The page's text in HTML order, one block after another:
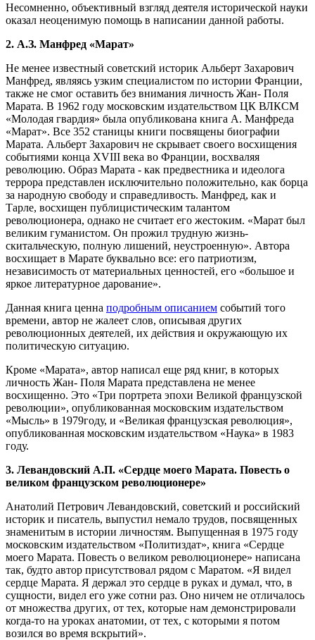
Несомненно, объективный взгляд деятеля исторической науки
оказал неоценимую помощь в написании данной работы.
2. А.З. Манфред «Марат»
Не менее известный советский историк Альберт Захарович
Манфред, являясь узким специалистом по истории Франции,
также не смог оставить без внимания личность Жан- Поля
Марата. В 1962 году московским издательством ЦК ВЛКСМ
«Молодая гвардия» была опубликована книга А. Манфреда
«Марат». Все 352 станицы книги посвящены биографии
Марата. Альберт Захарович не скрывает своего восхищения
событиями конца XVIII века во Франции, восхваляя
революцию. Образ Марата - как предвестника и идеолога
террора представлен исключительно положительно, как борца
за народную свободу и справедливость. Манфред, как и
Тарле, восхищен публицистическим талантом
революционера, однако не считает его жестоким. «Марат был
великим гуманистом. Он прожил трудную жизнь-
скитальческую, полную лишений, неустроенную». Автора
восхищает в Марате буквально все: его патриотизм,
независимость от материальных ценностей, его «большое и
яркое литературное дарование».
Данная книга ценна подробным описанием событий того
времени, автор не жалеет слов, описывая других
революционных деятелей, их действия и окружающую их
политическую ситуацию.
Кроме «Марата», автор написал еще ряд книг, в которых
личность Жан- Поля Марата представлена не менее
восхищенно. Это «Три портрета эпохи Великой французской
революции», опубликованная московским издательством
«Мысль» в 1979году, и «Великая французская революция»,
опубликованная московским издательством «Наука» в 1983
году.
3. Левандовский А.П. «Сердце моего Марата. Повесть о
великом французском революционере»
Анатолий Петрович Левандовский, советский и российский
историк и писатель, выпустил немало трудов, посвященных
знаменитым в истории личностям. Выпущенная в 1975 году
московским издательством «Политиздат», книга «Сердце
моего Марата. Повесть о великом революционере» написана
так, будто автор присутствовал рядом с Маратом. «Я видел
сердце Марата. Я держал это сердце в руках и думал, что, в
сущности, видел его уже сотни раз. Оно ничем не отличалось
от множества других, от тех, которые нам демонстрировали
когда-то на уроках анатомии, от тех, с которыми я потом
возился во время вскрытий».